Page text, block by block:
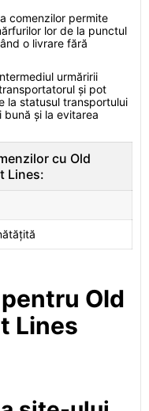
comenzilor permite
lor de la punctul
o livrare fără
urmăririi
și pot
la statusul transportului
bună și la evitarea
cu Old
Lines:
Old
Lines